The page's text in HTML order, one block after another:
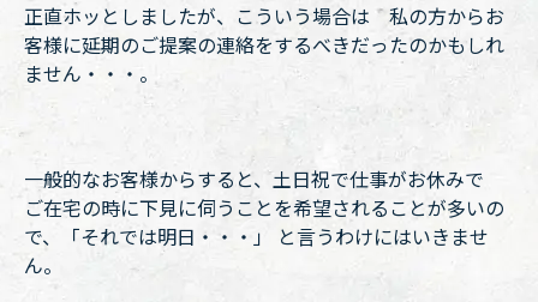
正直ホッとしましたが、こういう場合は 私の方からお
客様に延期のご提案の連絡をするべきだったのかもしれ
ません・・・。
一般的なお客様からすると、土日祝で仕事がお休みで
ご在宅の時に下見に伺うことを希望されることが多いの
で、「それでは明日・・・」 と言うわけにはいきませ
ん。